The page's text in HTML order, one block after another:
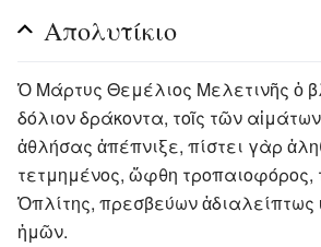
Απολυτίκιο
Ὁ Μάρτυς Θεμέλιος Μελετινῆς ὁ
δόλιον δράκοντα, τοῖς τῶν αἱμάτων
ἀθλήσας ἀπέπνιξε, πίστει γὰρ
τετμημένος, ὥφθη τροπαιοφόρος,
Ὀπλίτης, πρεσβεύων
ἡμῶν.